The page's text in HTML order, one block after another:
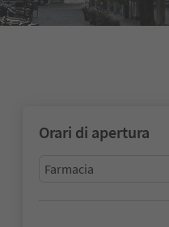
Orari di apertura
Farmacia